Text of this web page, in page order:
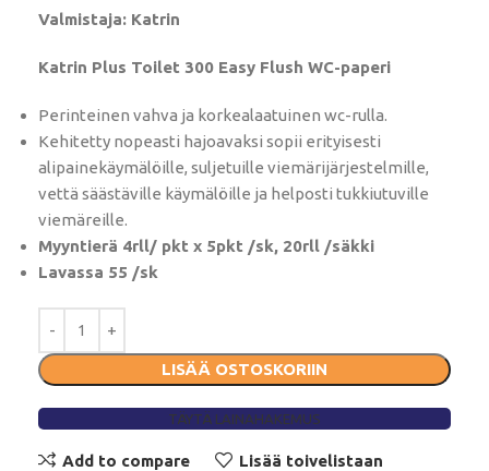
Valmistaja: Katrin
Katrin Plus Toilet 300 Easy Flush WC-paperi
Perinteinen vahva ja korkealaatuinen wc-rulla.
Kehitetty nopeasti hajoavaksi sopii erityisesti
alipainekäymälöille, suljetuille viemärijärjestelmille,
vettä säästäville käymälöille ja helposti tukkiutuville
viemäreille.
Myyntierä 4rll/ pkt x 5pkt /sk, 20rll /säkki
Lavassa 55 /sk
LISÄÄ OSTOSKORIIN
TÄYTÄ LAINAHAKEMUS
Add to compare Lisää toivelistaan